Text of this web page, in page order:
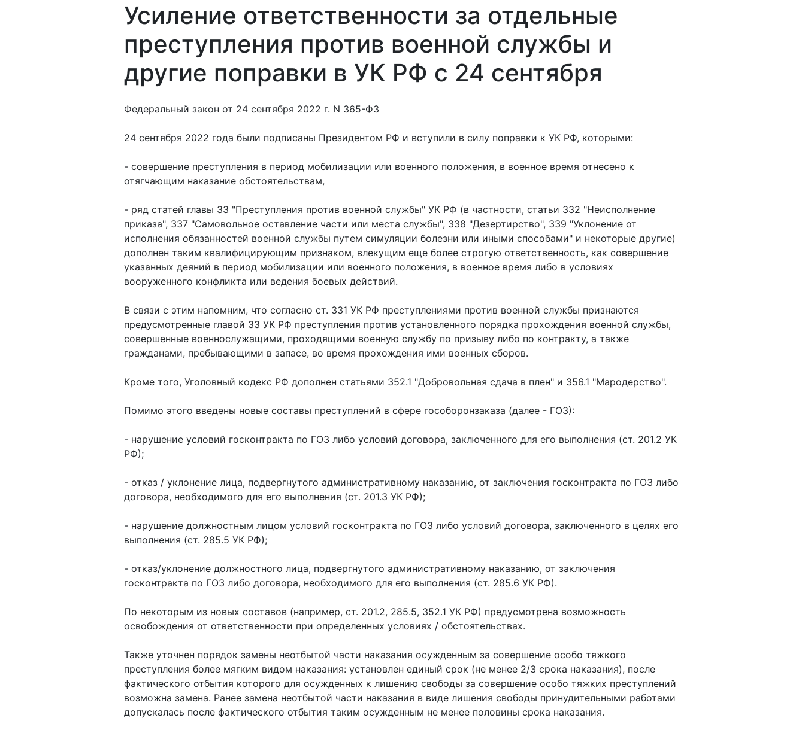
Усиление ответственности за отдельные
преступления против военной службы и
другие поправки в УК РФ с 24 сентября
Федеральный закон от 24 сентября 2022 г. N 365-ФЗ
24 сентября 2022 года были подписаны Президентом РФ и вступили в силу поправки к УК РФ, которыми:
- совершение преступления в период мобилизации или военного положения, в военное время отнесено к
отягчающим наказание обстоятельствам,
- ряд статей главы 33 "Преступления против военной службы" УК РФ (в частности, статьи 332 "Неисполнение
приказа", 337 "Самовольное оставление части или места службы", 338 "Дезертирство", 339 "Уклонение от
исполнения обязанностей военной службы путем симуляции болезни или иными способами" и некоторые другие)
дополнен таким квалифицирующим признаком, влекущим еще более строгую ответственность, как совершение
указанных деяний в период мобилизации или военного положения, в военное время либо в условиях
вооруженного конфликта или ведения боевых действий.
В связи с этим напомним, что согласно ст. 331 УК РФ преступлениями против военной службы признаются
предусмотренные главой 33 УК РФ преступления против установленного порядка прохождения военной службы,
совершенные военнослужащими, проходящими военную службу по призыву либо по контракту, а также
гражданами, пребывающими в запасе, во время прохождения ими военных сборов.
Кроме того, Уголовный кодекс РФ дополнен статьями 352.1 "Добровольная сдача в плен" и 356.1 "Мародерство".
Помимо этого введены новые составы преступлений в сфере гособоронзаказа (далее - ГОЗ):
- нарушение условий госконтракта по ГОЗ либо условий договора, заключенного для его выполнения (ст. 201.2 УК
РФ);
- отказ / уклонение лица, подвергнутого административному наказанию, от заключения госконтракта по ГОЗ либо
договора, необходимого для его выполнения (ст. 201.3 УК РФ);
- нарушение должностным лицом условий госконтракта по ГОЗ либо условий договора, заключенного в целях его
выполнения (ст. 285.5 УК РФ);
- отказ/уклонение должностного лица, подвергнутого административному наказанию, от заключения
госконтракта по ГОЗ либо договора, необходимого для его выполнения (ст. 285.6 УК РФ).
По некоторым из новых составов (например, ст. 201.2, 285.5, 352.1 УК РФ) предусмотрена возможность
освобождения от ответственности при определенных условиях / обстоятельствах.
Также уточнен порядок замены неотбытой части наказания осужденным за совершение особо тяжкого
преступления более мягким видом наказания: установлен единый срок (не менее 2/3 срока наказания), после
фактического отбытия которого для осужденных к лишению свободы за совершение особо тяжких преступлений
возможна замена. Ранее замена неотбытой части наказания в виде лишения свободы принудительными работами
допускалась после фактического отбытия таким осужденным не менее половины срока наказания.